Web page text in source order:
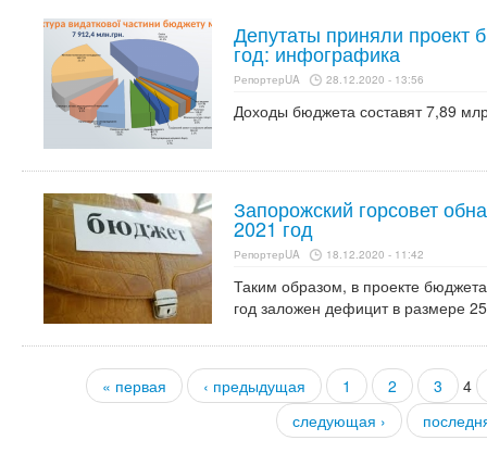
Депутаты приняли проект
год: инфографика
РепортерUA 28.12.2020 - 13:56
Доходы бюджета составят 7,89
Запорожский горсовет
2021 год
РепортерUA 18.12.2020 - 11:42
Таким образом, в проекте
год заложен дефицит в размере
Страницы
« первая ‹ предыдущая 1 2 3
4
следующая ›